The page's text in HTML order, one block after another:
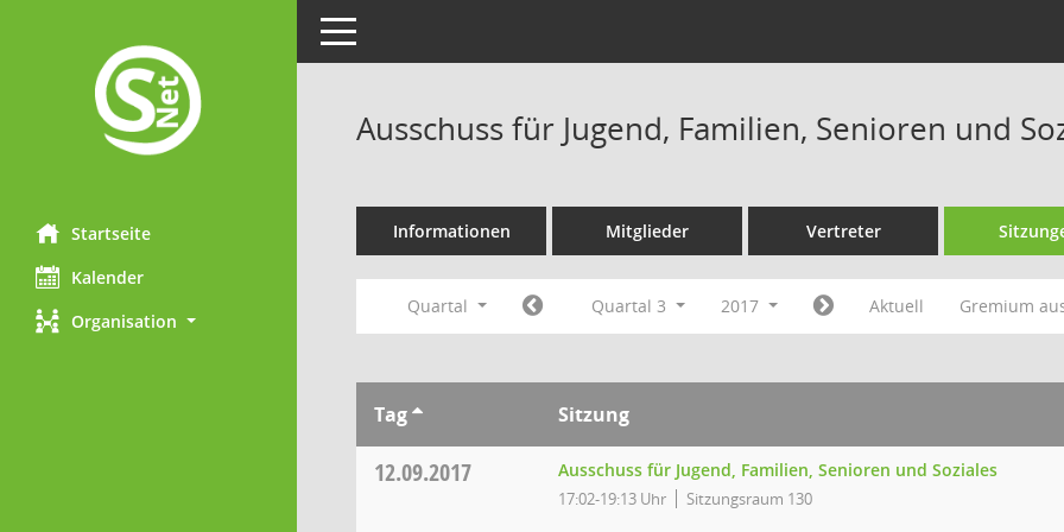
Startseite
Kalender
Organisation
Toggle navigation
Ausschuss für Jugend, Familien, Senioren und
Informationen Mitglieder Vertreter
Quartal Quartal 3 2017 Aktuell Gremium
Tag Sitzung
12.09.2017 Ausschuss für Jugend, Familien, Senioren und Soziales
17:02-19:13 Uhr Sitzungsraum 130